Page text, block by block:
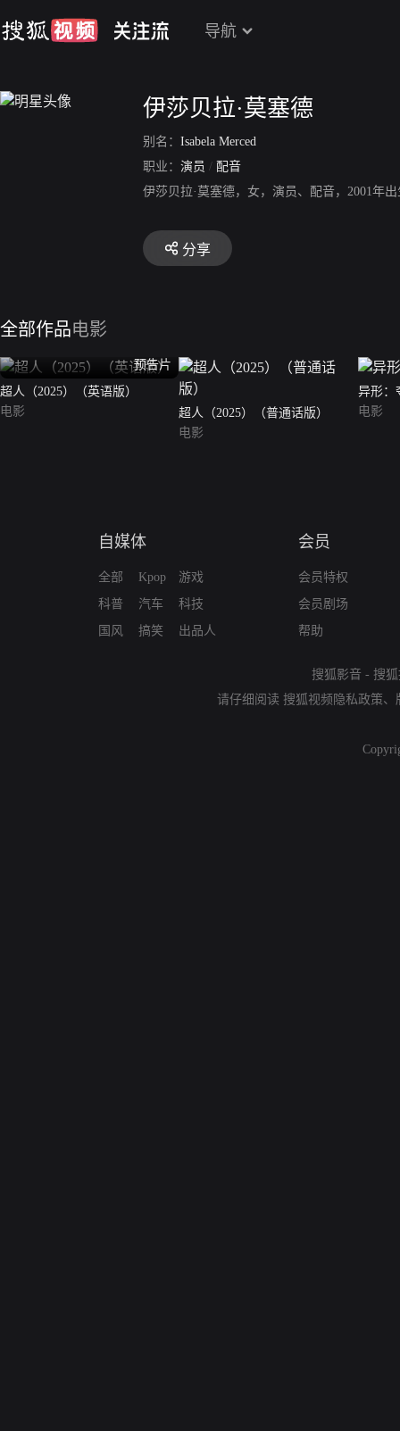
导航
伊莎贝拉·莫塞德
别名： Isabela Merced
职业： 演员 / 配音
伊莎贝拉·莫塞德，女，演员、配音，2001年
分享
全部作品电影
预告片
超人（2025）（英语版）
电影
超人（2025）（普通话版）
电影
异形：
电影
自媒体
全部
科普
国风
Kpop
汽车
搞笑
游戏
科技
出品人
会员
会员特权
会员剧场
帮助
搜狐影音 - 搜
请仔细阅读 搜狐视频隐私政策、